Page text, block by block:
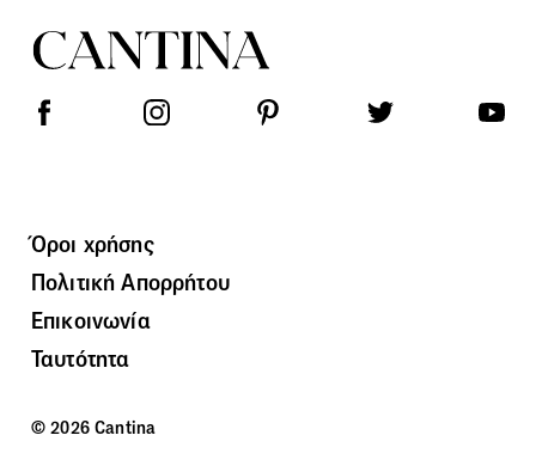
Όροι χρήσης
Πολιτική Απορρήτου
Επικοινωνία
Ταυτότητα
© 2026 Cantina